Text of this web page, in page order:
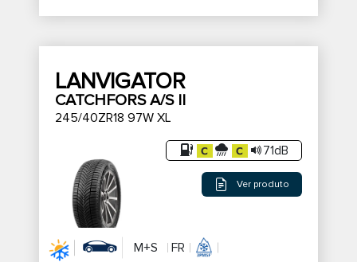
LANVIGATOR
CATCHFORS A/S II
245/40ZR18 97W XL
71dB
Ver produto
M+S FR